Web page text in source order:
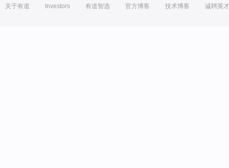
关于有道 Investors 有道智选 官方博客 技术博客 诚聘英才